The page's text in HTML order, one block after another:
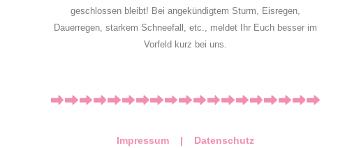
geschlossen bleibt! Bei angekündigtem Sturm, Eisregen,
Dauerregen, starkem Schneefall, etc., meldet Ihr Euch besser im
Vorfeld kurz bei uns.
Impressum | Datenschutz